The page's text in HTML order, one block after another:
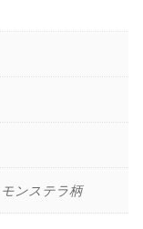
ンステラ柄